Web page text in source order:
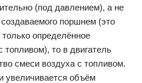
(под давлением), а не
поршнем (это
определённое
топливом), то в двигатель
смеси воздуха с топливом.
увеличивается объём